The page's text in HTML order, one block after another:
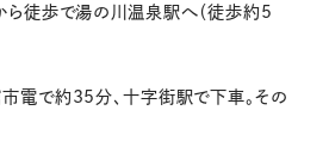
ら徒歩で湯の川温泉駅へ（徒歩約5
電で約35分、 十字街駅で下車。その